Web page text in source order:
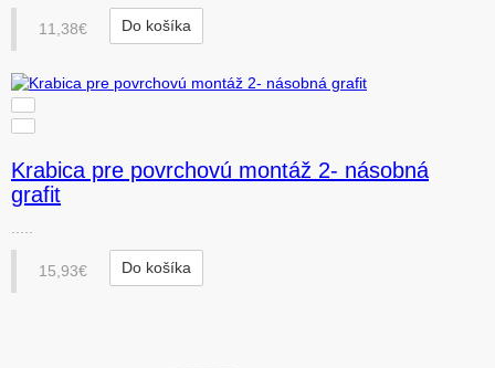
11,38€ Do košíka
Krabica pre povrchovú montáž 2- násobná
grafit
15,93€ Do košíka